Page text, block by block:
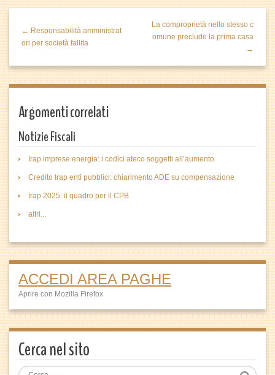
← Responsabilità amministrat
ori per società fallita
La comproprietà nello stesso c
omune preclude la prima casa
→
Argomenti correlati
Notizie Fiscali
Irap imprese energia: i codici ateco soggetti all’aumento
Credito Irap enti pubblici: chiarimento ADE su compensazione
Irap 2025: il quadro per il CPB
altri...
ACCEDI AREA PAGHE
Aprire con Mozilla Firefox
Cerca nel sito